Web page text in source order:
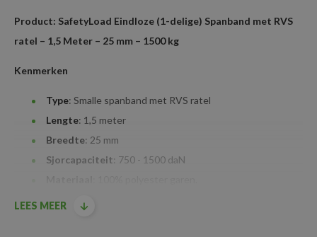
Product: SafetyLoad Eindloze (1-delige) Spanband met RVS
ratel – 1,5 Meter – 25 mm – 1500 kg
Kenmerken
Type: Smalle spanband met RVS ratel
Lengte: 1,5 meter
Breedte: 25 mm
Sjorcapaciteit: 750 - 1500 daN
Mechanisme
LEES MEER